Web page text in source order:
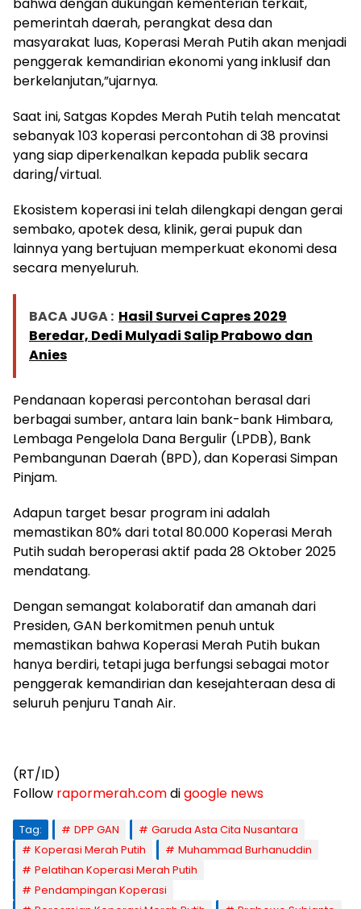
bahwa dengan dukungan kementerian terkait,
pemerintah daerah, perangkat desa dan
masyarakat luas, Koperasi Merah Putih akan menjadi
penggerak kemandirian ekonomi yang inklusif dan
berkelanjutan,”ujarnya.
Saat ini, Satgas Kopdes Merah Putih telah mencatat
sebanyak 103 koperasi percontohan di 38 provinsi
yang siap diperkenalkan kepada publik secara
daring/virtual.
Ekosistem koperasi ini telah dilengkapi dengan gerai
sembako, apotek desa, klinik, gerai pupuk dan
lainnya yang bertujuan memperkuat ekonomi desa
secara menyeluruh.
BACA JUGA : Hasil Survei Capres 2029
Beredar, Dedi Mulyadi Salip Prabowo dan
Anies
Pendanaan koperasi percontohan berasal dari
berbagai sumber, antara lain bank-bank Himbara,
Lembaga Pengelola Dana Bergulir (LPDB), Bank
Pembangunan Daerah (BPD), dan Koperasi Simpan
Pinjam.
Adapun target besar program ini adalah
memastikan 80% dari total 80.000 Koperasi Merah
Putih sudah beroperasi aktif pada 28 Oktober 2025
mendatang.
Dengan semangat kolaboratif dan amanah dari
Presiden, GAN berkomitmen penuh untuk
memastikan bahwa Koperasi Merah Putih bukan
hanya berdiri, tetapi juga berfungsi sebagai motor
penggerak kemandirian dan kesejahteraan desa di
seluruh penjuru Tanah Air.
(RT/ID)
Follow rapormerah.comdigoogle news
Tag: DPP GAN
Garuda Asta Cita Nusantara
Koperasi Merah Putih
Muhammad Burhanuddin
Pelatihan Koperasi Merah Putih
Pendampingan Koperasi